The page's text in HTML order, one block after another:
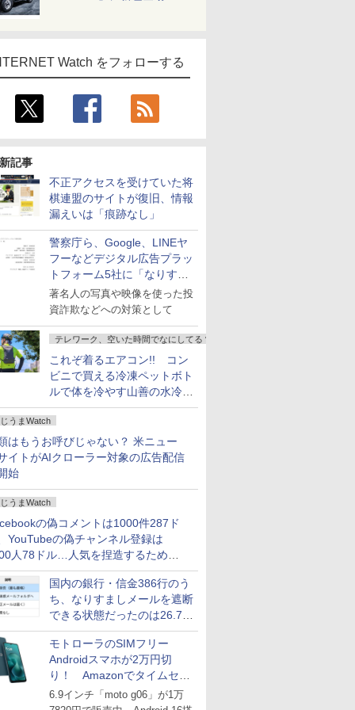
Watch をフォローする
記事
不正アクセスを受けていた将
棋連盟のサイトが復旧、情報
漏えいは「痕跡なし」
警察庁ら、Google、LINEヤ
フーなどデジタル広告プラッ
トフォーム5社に「なりすま
し詐欺広告」対策強化を要請
著名人の写真や映像を使った投
資詐欺などへの対策として
テレワーク、空いた時間でなにしてる？
これぞ着るエアコン!! コン
ビニで買える冷凍ペットボト
ルで体を冷やす山善の水冷ベ
ストがロードバイクにちょう
どいい【ぼっち・ざ・ろー
ど！その14】
うまWatch
はもうお呼びじゃない？ 米ニュー
イトがAIクローラー対象の広告配信
始
うまWatch
の偽コメントは1000件287ド
YouTubeの偽チャンネル登録は
人78ドル…人気を捏造するための
リストが公開中
国内の銀行・信金386行のう
ち、なりすましメールを遮断
できる状態だったのは26.7％
にとどまる～GMOブランド
セキュリティ調査
モトローラのSIMフリー
Androidスマホが2万円切
り！ Amazonでタイムセー
ル
6.9インチ「moto g06」が1万